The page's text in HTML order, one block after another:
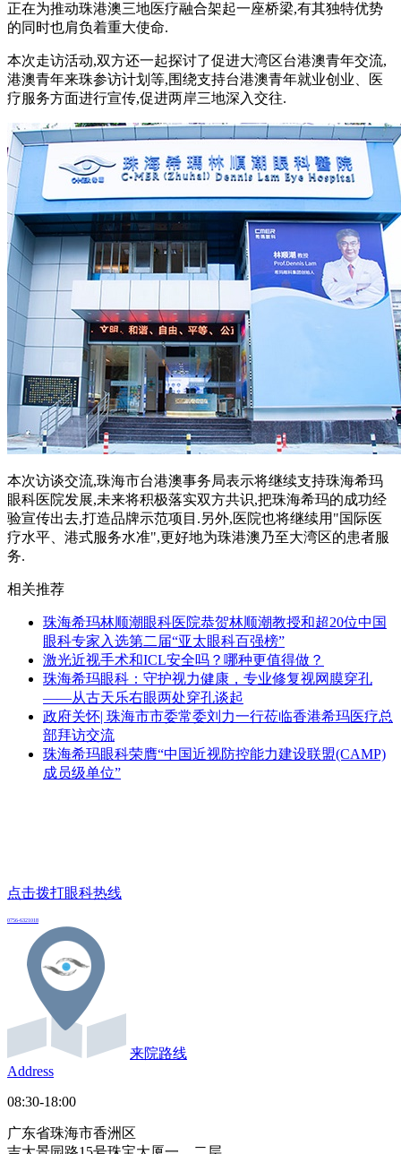
正在为推动珠港澳三地医疗融合架起一座桥梁,有其独特优势
的同时也肩负着重大使命.
本次走访活动,双方还一起探讨了促进大湾区台港澳青年交流,
港澳青年来珠参访计划等,围绕支持台港澳青年就业创业、医
疗服务方面进行宣传,促进两岸三地深入交往.
本次访谈交流,珠海市台港澳事务局表示将继续支持珠海希玛
眼科医院发展,未来将积极落实双方共识,把珠海希玛的成功经
验宣传出去,打造品牌示范项目.另外,医院也将继续用"国际医
疗水平、港式服务水准",更好地为珠港澳乃至大湾区的患者服
务.
相关推荐
珠海希玛林顺潮眼科医院恭贺林顺潮教授和超20位中国
眼科专家入选第二届“亚太眼科百强榜”
激光近视手术和ICL安全吗？哪种更值得做？
珠海希玛眼科：守护视力健康，专业修复视网膜穿孔
——从古天乐右眼两处穿孔谈起
政府关怀| 珠海市市委常委刘力一行莅临香港希玛医疗总
部拜访交流
珠海希玛眼科荣膺“中国近视防控能力建设联盟(CAMP)
成员级单位”
点击拨打眼科热线
0756-6321018
来院路线
Address
08:30-18:00
广东省珠海市香洲区